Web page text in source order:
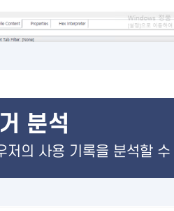
분석
의 사용 기록을 분석할 수